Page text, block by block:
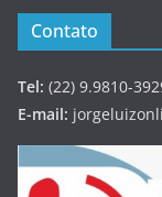
Contato
Tel: (22) 9.9810-
E-mail: